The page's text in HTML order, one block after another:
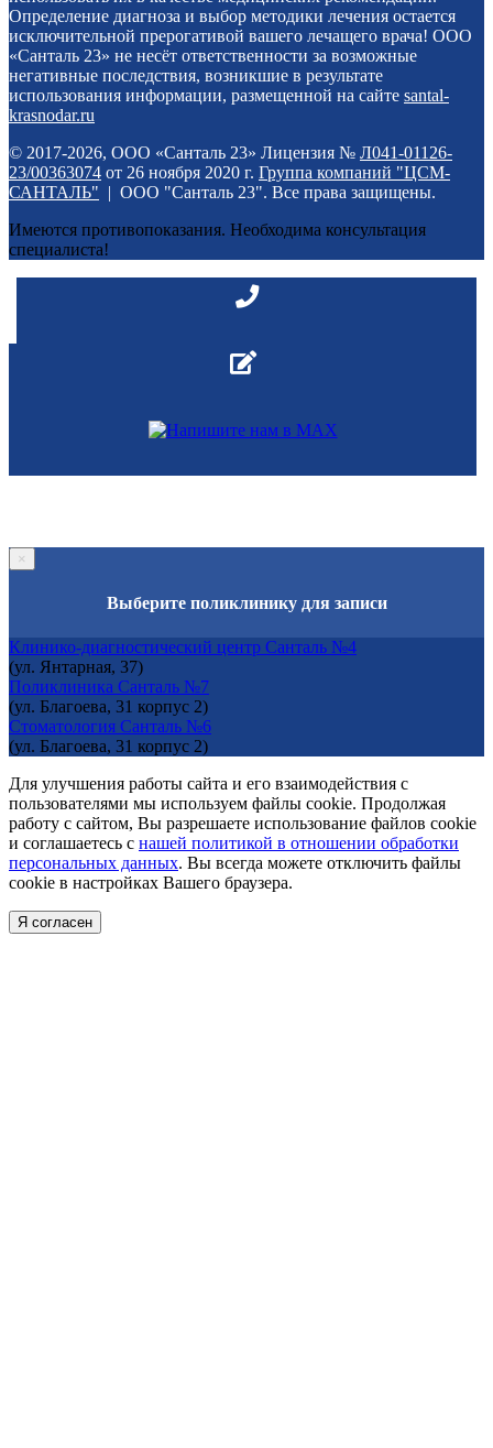
Определение диагноза и выбор методики лечения остается
исключительной прерогативой вашего лечащего врача! ООО
«Санталь 23» не несёт ответственности за возможные
негативные последствия, возникшие в результате
использования информации, размещенной на сайте santal-
krasnodar.ru
© 2017-2026, ООО «Санталь 23» Лицензия № Л041-01126-
23/00363074 от 26 ноября 2020 г. Группа компаний "ЦСМ-
САНТАЛЬ" | ООО "Санталь 23". Все права защищены.
Имеются противопоказания. Необходима консультация
специалиста!
×
Выберите поликлинику для записи
Клинико-диагностический центр Санталь №4
(ул. Янтарная, 37)
Поликлиника Санталь №7
(ул. Благоева, 31 корпус 2)
Стоматология Санталь №6
(ул. Благоева, 31 корпус 2)
Для улучшения работы сайта и его взаимодействия с
пользователями мы используем файлы cookie. Продолжая
работу с сайтом, Вы разрешаете использование файлов cookie
и соглашаетесь с нашей политикой в отношении обработки
персональных данных. Вы всегда можете отключить файлы
cookie в настройках Вашего браузера.
Я согласен